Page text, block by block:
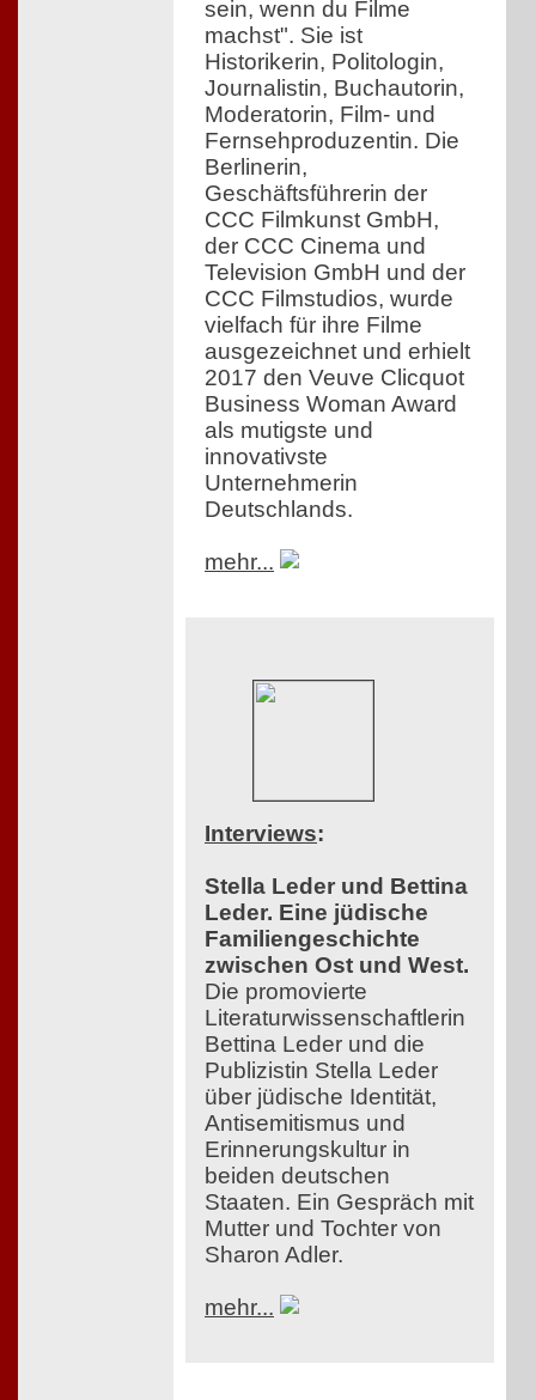
sein, wenn du Filme
machst". Sie ist
Historikerin, Politologin,
Journalistin, Buchautorin,
Moderatorin, Film- und
Fernsehproduzentin. Die
Berlinerin,
Geschäftsführerin der
CCC Filmkunst GmbH,
der CCC Cinema und
Television GmbH und der
CCC Filmstudios, wurde
vielfach für ihre Filme
ausgezeichnet und erhielt
2017 den Veuve Clicquot
Business Woman Award
als mutigste und
innovativste
Unternehmerin
Deutschlands.
mehr...
Interviews:
Stella Leder und Bettina
Leder. Eine jüdische
Familiengeschichte
zwischen Ost und West.
Die promovierte
Literaturwissenschaftlerin
Bettina Leder und die
Publizistin Stella Leder
über jüdische Identität,
Antisemitismus und
Erinnerungskultur in
beiden deutschen
Staaten. Ein Gespräch mit
Mutter und Tochter von
Sharon Adler.
mehr...